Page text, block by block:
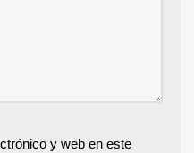
y web en este